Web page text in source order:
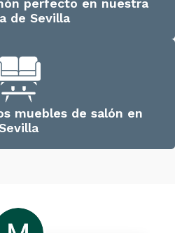
perfecto en nuestra
de Sevilla
muebles de salón en